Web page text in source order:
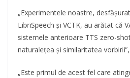
„Experimentele noastre,
LibriSpeech și VCTK, au arătat că
sistemele anterioare TTS zero-
naturalețea și similaritatea
„Este primul de acest fel care